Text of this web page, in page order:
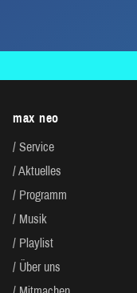
max neo
Service
Aktuelles
Programm
Musik
Playlist
Über uns